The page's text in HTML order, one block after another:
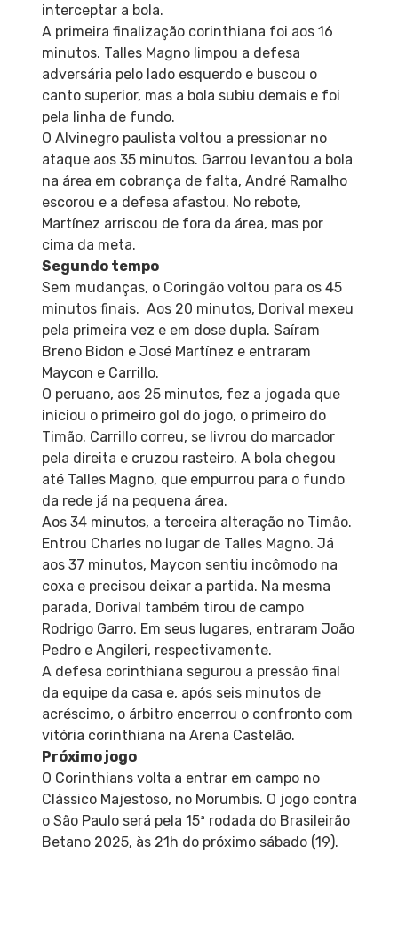
interceptar a bola.
A primeira finalização corinthiana foi aos 16
minutos. Talles Magno limpou a defesa
adversária pelo lado esquerdo e buscou o
canto superior, mas a bola subiu demais e foi
pela linha de fundo.
O Alvinegro paulista voltou a pressionar no
ataque aos 35 minutos. Garrou levantou a bola
na área em cobrança de falta, André Ramalho
escorou e a defesa afastou. No rebote,
Martínez arriscou de fora da área, mas por
cima da meta.
Segundo tempo
Sem mudanças, o Coringão voltou para os 45
minutos finais. Aos 20 minutos, Dorival mexeu
pela primeira vez e em dose dupla. Saíram
Breno Bidon e José Martínez e entraram
Maycon e Carrillo.
O peruano, aos 25 minutos, fez a jogada que
iniciou o primeiro gol do jogo, o primeiro do
Timão. Carrillo correu, se livrou do marcador
pela direita e cruzou rasteiro. A bola chegou
até Talles Magno, que empurrou para o fundo
da rede já na pequena área.
Aos 34 minutos, a terceira alteração no Timão.
Entrou Charles no lugar de Talles Magno. Já
aos 37 minutos, Maycon sentiu incômodo na
coxa e precisou deixar a partida. Na mesma
parada, Dorival também tirou de campo
Rodrigo Garro. Em seus lugares, entraram João
Pedro e Angileri, respectivamente.
A defesa corinthiana segurou a pressão final
da equipe da casa e, após seis minutos de
acréscimo, o árbitro encerrou o confronto com
vitória corinthiana na Arena Castelão.
Próximo jogo
O Corinthians volta a entrar em campo no
Clássico Majestoso, no Morumbis. O jogo contra
o São Paulo será pela 15ª rodada do Brasileirão
Betano 2025, às 21h do próximo sábado (19).